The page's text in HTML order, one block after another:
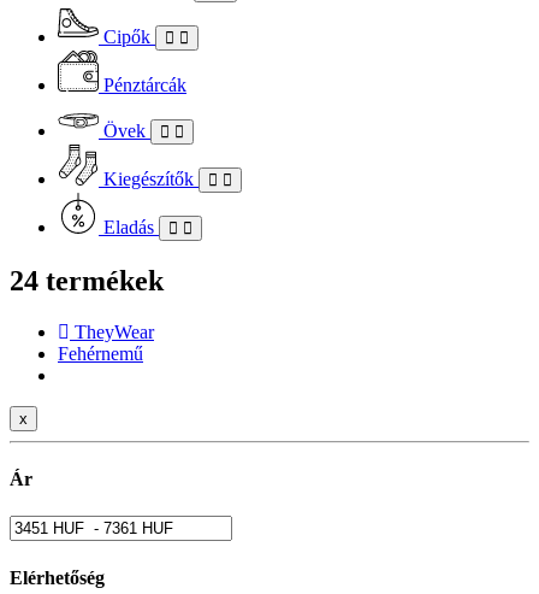
Cipők
Pénztárcák
Övek
Kiegészítők
Eladás
24 termékek
TheyWear
Fehérnemű
x
Ár
Elérhetőség